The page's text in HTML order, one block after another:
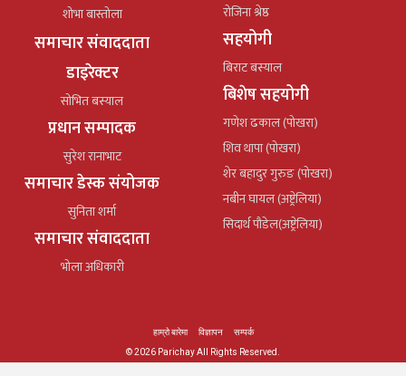
शोभा बास्तोला
समाचार संवाददाता
डाइरेक्टर
सोभित बस्याल
प्रधान सम्पादक
सुरेश रानाभाट
समाचार डेस्क संयोजक
सुनिता शर्मा
समाचार संवाददाता
भोला अधिकारी
रोजिना श्रेष्ठ
सहयोगी
बिराट बस्याल
बिशेष सहयोगी
गणेश ढकाल (पोखरा)
शिव थापा (पोखरा)
शेर बहादुर गुरुङ (पोखरा)
नबीन घायल (अष्ट्रेलिया)
सिदार्थ पौडेल(अष्ट्रेलिया)
हाम्रो बारेमा विज्ञापन
सम्पर्क
© 2026 Parichay All Rights Reserved.